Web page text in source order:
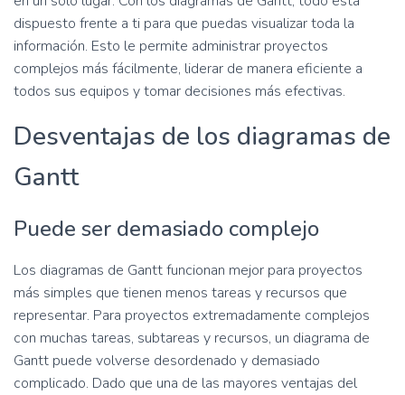
dispuesto frente a ti para que puedas visualizar toda la
información. Esto le permite administrar proyectos
complejos más fácilmente, liderar de manera eficiente a
todos sus equipos y tomar decisiones más efectivas.
Desventajas de los diagramas de
Gantt
Puede ser demasiado complejo
Los diagramas de Gantt funcionan mejor para proyectos
más simples que tienen menos tareas y recursos que
representar. Para proyectos extremadamente complejos
con muchas tareas, subtareas y recursos, un diagrama de
Gantt puede volverse desordenado y demasiado
complicado. Dado que una de las mayores ventajas del